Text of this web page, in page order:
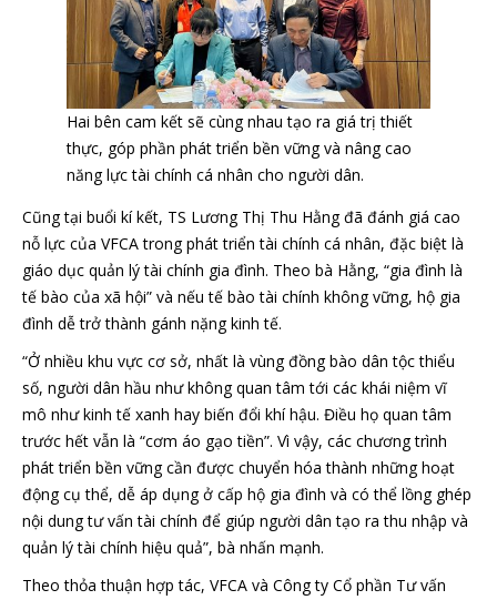
Hai bên cam kết sẽ cùng nhau tạo ra giá trị thiết
thực, góp phần phát triển bền vững và nâng cao
năng lực tài chính cá nhân cho người dân.
Cũng tại buổi kí kết, TS Lương Thị Thu Hằng đã đánh giá cao
nỗ lực của VFCA trong phát triển tài chính cá nhân, đặc biệt là
giáo dục quản lý tài chính gia đình. Theo bà Hằng, “gia đình là
tế bào của xã hội” và nếu tế bào tài chính không vững, hộ gia
đình dễ trở thành gánh nặng kinh tế.
“Ở nhiều khu vực cơ sở, nhất là vùng đồng bào dân tộc thiểu
số, người dân hầu như không quan tâm tới các khái niệm vĩ
mô như kinh tế xanh hay biến đổi khí hậu. Điều họ quan tâm
trước hết vẫn là “cơm áo gạo tiền”. Vì vậy, các chương trình
phát triển bền vững cần được chuyển hóa thành những hoạt
động cụ thể, dễ áp dụng ở cấp hộ gia đình và có thể lồng ghép
nội dung tư vấn tài chính để giúp người dân tạo ra thu nhập và
quản lý tài chính hiệu quả”, bà nhấn mạnh.
Theo thỏa thuận hợp tác, VFCA và Công ty Cổ phần Tư vấn